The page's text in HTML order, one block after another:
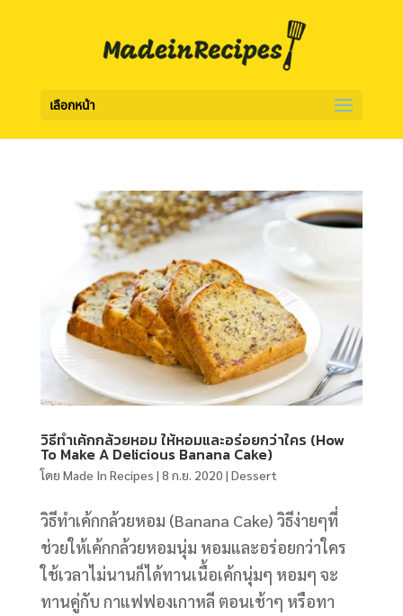
เลือกหน้า
วิธีทำเค้กกล้วยหอม ให้หอมและอร่อยกว่าใคร (How
To Make A Delicious Banana Cake)
โดย Made In Recipes | 8 ก.ย. 2020 | Dessert
วิธีทำเค้กกล้วยหอม (Banana Cake) วิธีง่ายๆที่
ช่วยให้เค้กกล้วยหอมนุ่ม หอมและอร่อยกว่าใคร
ใช้เวลาไม่นานก็ได้ทานเนื้อเค้กนุ่มๆ หอมๆ จะ
ทานคู่กับ กาแฟฟองเกาหลี ตอนเช้าๆ หรือทา